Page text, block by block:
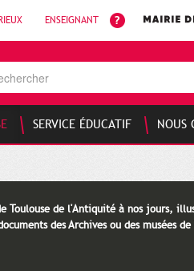
ENSEIGNANT
SERVICE ÉDUCATIF NOUS
Toulouse de l'Antiquité à nos jours,
des Archives ou des musées de